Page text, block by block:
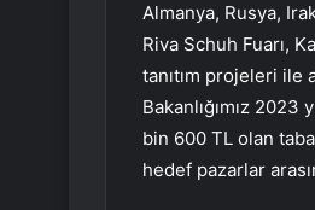
Almanya, Rusya,
Riva Schuh Fuarı,
tanıtım projeleri ile
Bakanlığımız 2023
bin 600 TL olan
hedef pazarlar